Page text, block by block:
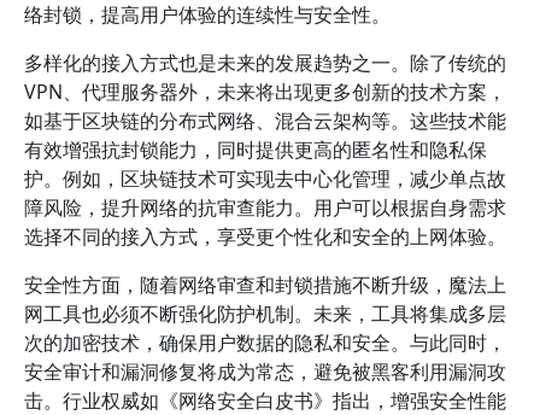
络封锁，提高用户体验的连续性与安全性。
多样化的接入方式也是未来的发展趋势之一。除了传统的
VPN、代理服务器外，未来将出现更多创新的技术方案，
如基于区块链的分布式网络、混合云架构等。这些技术能
有效增强抗封锁能力，同时提供更高的匿名性和隐私保
护。例如，区块链技术可实现去中心化管理，减少单点故
障风险，提升网络的抗审查能力。用户可以根据自身需求
选择不同的接入方式，享受更个性化和安全的上网体验。
安全性方面，随着网络审查和封锁措施不断升级，魔法上
网工具也必须不断强化防护机制。未来，工具将集成多层
次的加密技术，确保用户数据的隐私和安全。与此同时，
安全审计和漏洞修复将成为常态，避免被黑客利用漏洞攻
击。行业权威如《网络安全白皮书》指出，增强安全性能